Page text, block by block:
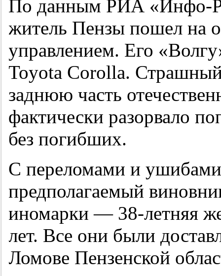
По данным РИА «Инфо-
житель Пензы пошел на
управлением. Его
Toyota Corolla.
заднюю часть
фактически разорвало
без погибших.
С переломами и
предполагаемый
иномарки — 38-летняя
лет. Все они были
Ломове Пензенской